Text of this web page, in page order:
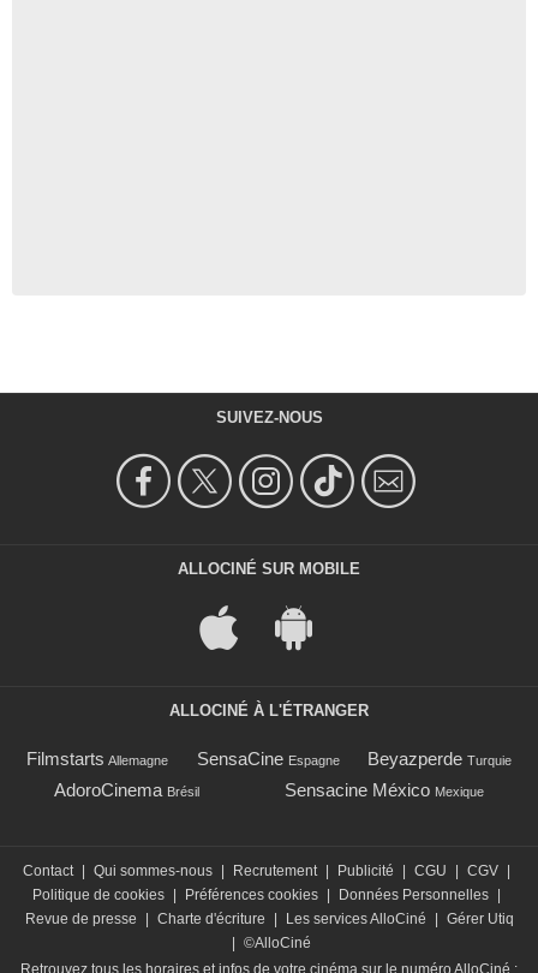
SUIVEZ-NOUS
ALLOCINÉ SUR MOBILE
ALLOCINÉ À L'ÉTRANGER
Filmstarts Allemagne SensaCine Espagne Beyazperde Turquie
AdoroCinema Brésil Sensacine México Mexique
Contact Qui sommes-nous Recrutement Publicité CGU CGV
Politique de cookies
Préférences cookies Données Personnelles
Revue de presse
Charte d'écriture Les services AlloCiné
Gérer Utiq
©AlloCiné